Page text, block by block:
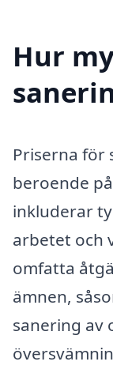
Hur
Priserna för
beroende
inkluderar
arbetet och
omfatta
ämnen,
sanering av